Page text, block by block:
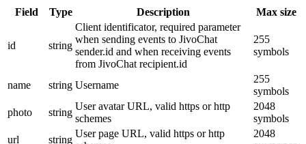
Field Type Description Max size
id string
Client identificator, required parameter
when sending events to JivoChat
sender.id and when receiving events
from JivoChat recipient.id
255
symbols
name string Username
255
symbols
photo
string
User avatar URL, valid https or http
schemes
2048
symbols
url
string
User page URL, valid https or http
2048